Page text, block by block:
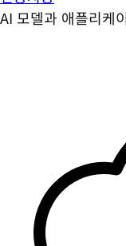
AI 모델과 애플리케